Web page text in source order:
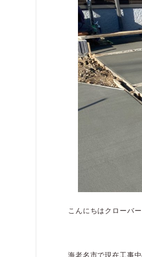
こんにちはクローバ
海老名市で現在工事